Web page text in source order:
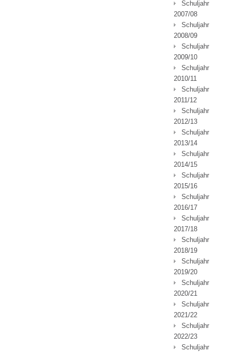
Schuljahr
2007/08
Schuljahr
2008/09
Schuljahr
2009/10
Schuljahr
2010/11
Schuljahr
2011/12
Schuljahr
2012/13
Schuljahr
2013/14
Schuljahr
2014/15
Schuljahr
2015/16
Schuljahr
2016/17
Schuljahr
2017/18
Schuljahr
2018/19
Schuljahr
2019/20
Schuljahr
2020/21
Schuljahr
2021/22
Schuljahr
2022/23
Schuljahr